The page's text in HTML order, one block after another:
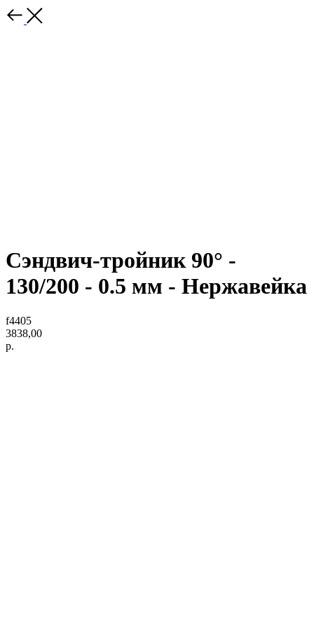
Сэндвич-тройник 90° -
130/200 - 0.5 мм - Нержавейка
f4405
3838,00
р.